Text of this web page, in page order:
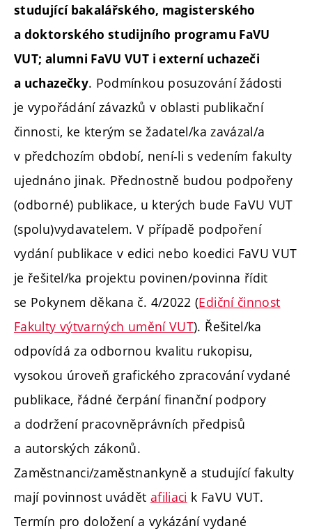
studující bakalářského, magisterského
a doktorského studijního programu FaVU
VUT; alumni FaVU VUT i externí uchazeči
a uchazečky. Podmínkou posuzování žádosti
je vypořádání závazků v oblasti publikační
činnosti, ke kterým se žadatel/ka zavázal/a
v předchozím období, není-li s vedením fakulty
ujednáno jinak. Přednostně budou podpořeny
(odborné) publikace, u kterých bude FaVU VUT
(spolu)vydavatelem. V případě podpoření
vydání publikace v edici nebo koedici FaVU VUT
je řešitel/ka projektu povinen/povinna řídit
se Pokynem děkana č. 4/2022 (Ediční činnost
Fakulty výtvarných umění VUT). Řešitel/ka
odpovídá za odbornou kvalitu rukopisu,
vysokou úroveň grafického zpracování vydané
publikace, řádné čerpání finanční podpory
a dodržení pracovněprávních předpisů
a autorských zákonů.
Zaměstnanci/zaměstnankyně a studující fakulty
mají povinnost uvádět afiliaci k FaVU VUT.
Termín pro doložení a vykázání vydané